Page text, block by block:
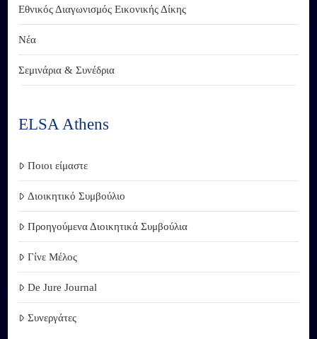
Εθνικός Διαγωνισμός Εικονικής Δίκης
Νέα
Σεμινάρια & Συνέδρια
ELSA Athens
Ποιοι είμαστε
Διοικητικό Συμβούλιο
Προηγούμενα Διοικητικά Συμβούλια
Γίνε Μέλος
De Jure Journal
Συνεργάτες